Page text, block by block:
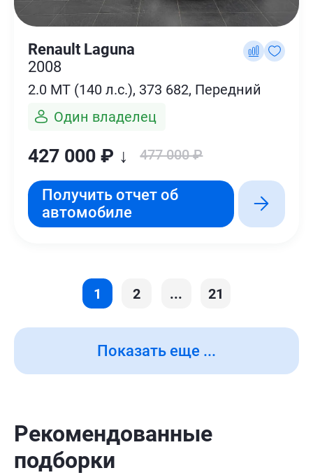
Renault Laguna
2008
2.0 MT (140 л.с.), 373 682, Передний
Один владелец
427 000 ₽ ↓ 477 000 ₽
Получить отчет об
автомобиле
Показать еще ...
1 2 ... 21
Рекомендованные
подборки